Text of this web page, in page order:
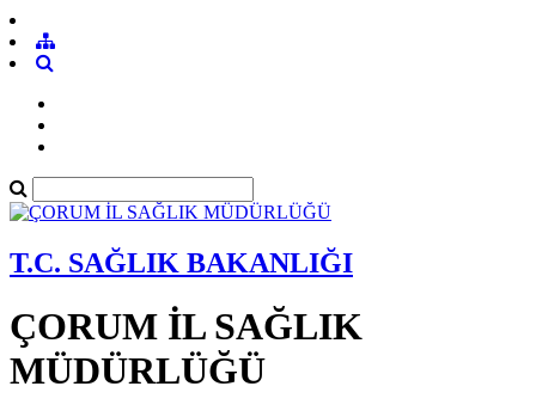
T.C. SAĞLIK BAKANLIĞI
ÇORUM İL SAĞLIK
MÜDÜRLÜĞÜ